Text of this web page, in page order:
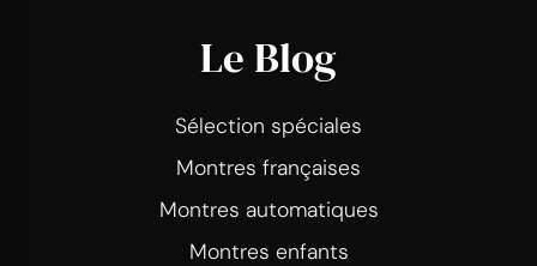
Le Blog
Sélection spéciales
Montres françaises
Montres automatiques
Montres enfants